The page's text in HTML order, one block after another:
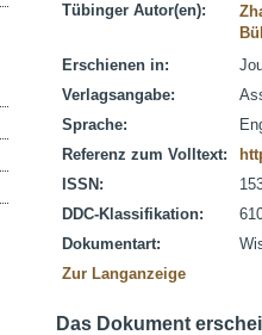
Tübinger Autor(en):
Erschienen in:
Verlagsangabe:
Sprache:
Referenz zum Volltext:
ISSN:
DDC-Klassifikation:
Dokumentart:
Zur Langanzeige
Das Dokument